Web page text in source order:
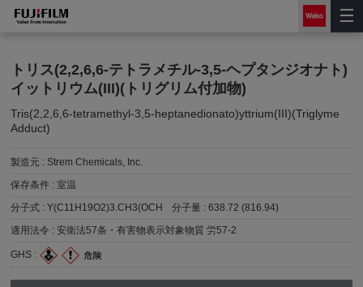
トリス(2,2,6,6-テトラメチル-3,5-ヘプタンジオナト)
イットリウム(III)(トリグリム付加物)
Tris(2,2,6,6-tetramethyl-3,5-heptanedionato)yttrium(III)(Triglyme
Adduct)
製造元 : Strem Chemicals, Inc.
保存条件 :室温
分子式 :Y(C11H19O2)3.CH3(OCH 分子量 :638.72 (816.94)
適用法令 :安衛法57条・有害物表示対象物質 労57-2
GHS :